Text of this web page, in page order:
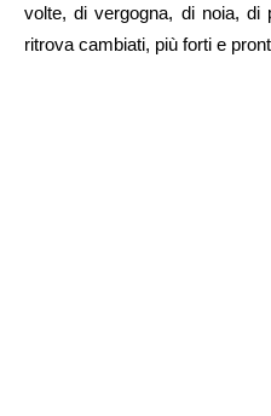
volte, di vergogna, di noia,
ritrova cambiati, più forti e